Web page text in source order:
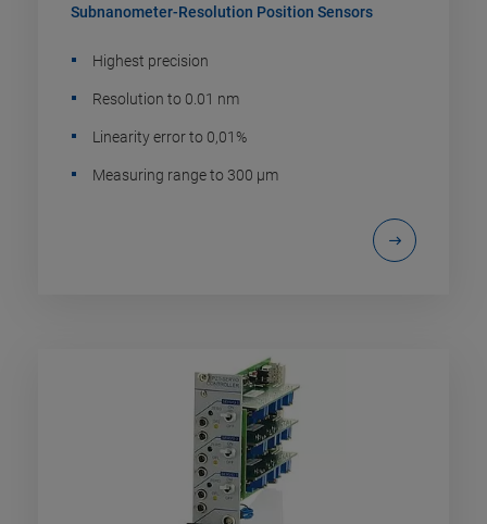
Subnanometer-Resolution Position Sensors
Highest precision
Resolution to 0.01 nm
Linearity error to 0,01%
Measuring range to 300 µm